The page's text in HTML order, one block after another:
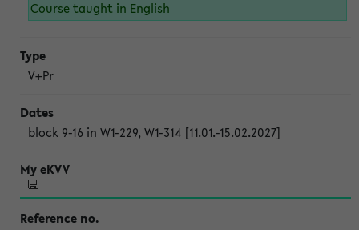
Course taught in English
V+Pr
block 9-16 in W1-229, W1-314 [11.01.-15.02.2027]